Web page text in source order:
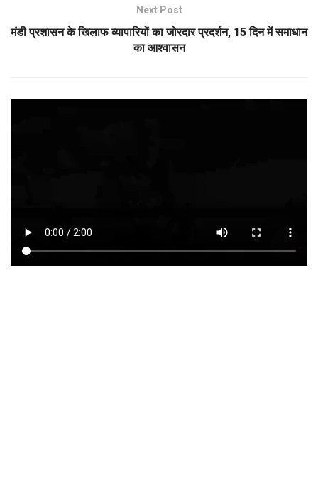
Next Post
मंडी प्रशासन के खिलाफ व्यापारियों का जोरदार प्रदर्शन, 15 दिन में समाधान
का आश्वासन